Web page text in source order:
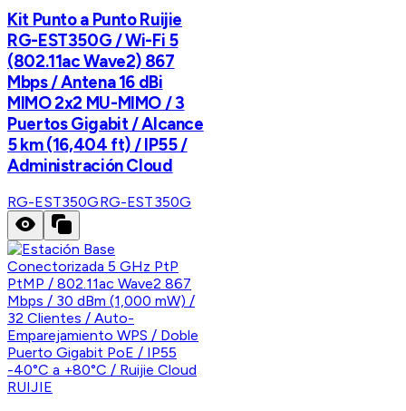
Kit Punto a Punto Ruijie
RG-EST350G / Wi-Fi 5
(802.11ac Wave2) 867
Mbps / Antena 16 dBi
MIMO 2x2 MU-MIMO / 3
Puertos Gigabit / Alcance
5 km (16,404 ft) / IP55 /
Administración Cloud
RG-EST350GRG-EST350G
RUIJIE